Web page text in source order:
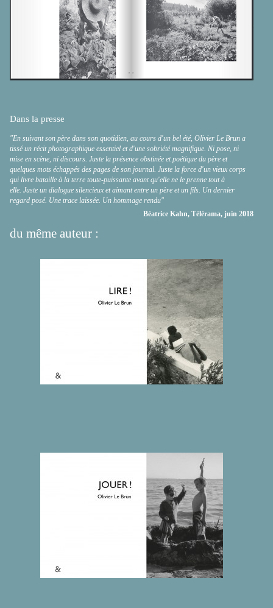
Dans la presse
"En suivant son père dans son quotidien, au cours d'un bel été, Olivier Le Brun a
tissé un récit photographique essentiel et d'une sobriété magnifique. Ni pose, ni
mise en scène, ni discours. Juste la présence obstinée et poétique du père et
quelques mots échappés des pages de son journal. Juste la force d'un vieux corps
qui livre bataille à la terre toute-puissante avant qu'elle ne le prenne tout à
elle. Juste un dialogue silencieux et aimant entre un père et un fils. Un dernier
regard posé. Une trace laissée. Un hommage rendu"
Béatrice Kahn, Télérama, juin 2018
du même auteur :